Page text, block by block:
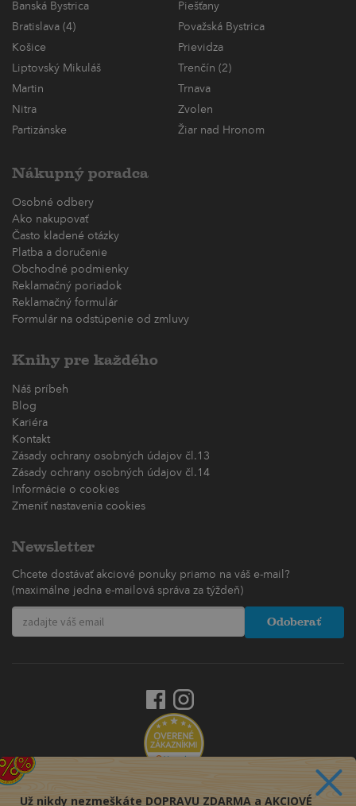
Banská Bystrica
Piešťany
Bratislava (4)
Považská Bystrica
Košice
Prievidza
Liptovský Mikuláš
Trenčín (2)
Martin
Trnava
Nitra
Zvolen
Partizánske
Žiar nad Hronom
Nákupný poradca
Osobné odbery
Ako nakupovať
Často kladené otázky
Platba a doručenie
Obchodné podmienky
Reklamačný poriadok
Reklamačný formulár
Formulár na odstúpenie od zmluvy
Knihy pre každého
Náš príbeh
Blog
Kariéra
Kontakt
Zásady ochrany osobných údajov čl.13
Zásady ochrany osobných údajov čl.14
Informácie o cookies
Zmeniť nastavenia cookies
Newsletter
Chcete dostávať akciové ponuky priamo na váš e-mail?
(maximálne jedna e-mailová správa za týždeň)
Odoberať
Už nikdy nezmeškáte DOPRAVU ZDARMA a AKCIOVÉ